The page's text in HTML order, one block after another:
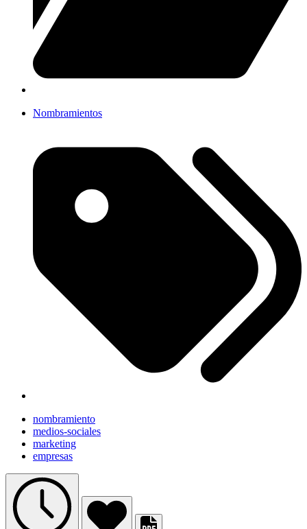
Nombramientos
nombramiento
medios-sociales
marketing
empresas